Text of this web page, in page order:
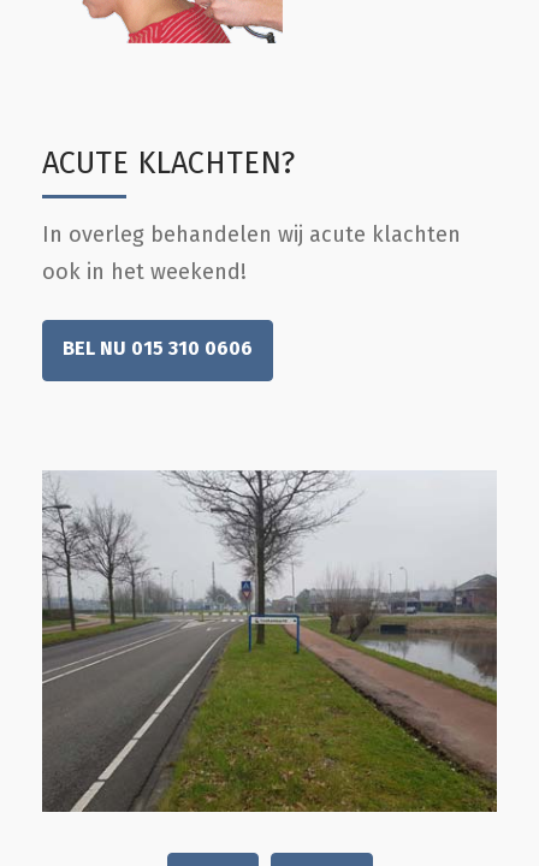
ACUTE KLACHTEN?
In overleg behandelen wij acute klachten
ook in het weekend!
BEL NU 015 310 0606